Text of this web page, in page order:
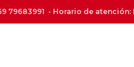
79683991 - Horario de atención: